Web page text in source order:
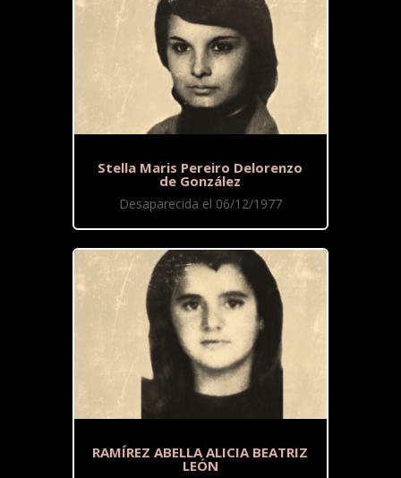
Stella Maris Pereiro Delorenzo
de González
Desaparecida el 06/12/1977
RAMÍREZ ABELLA ALICIA BEATRIZ
LEÓN